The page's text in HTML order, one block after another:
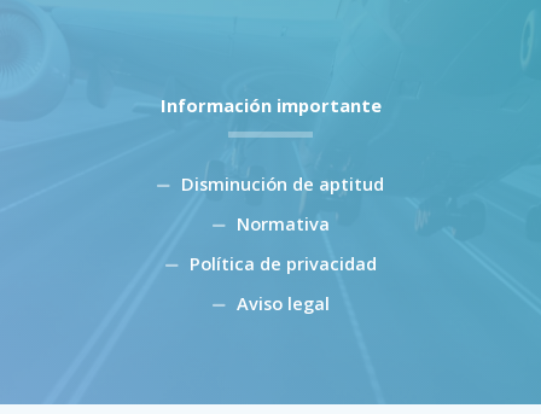
Información importante
Disminución de aptitud
Normativa
Política de privacidad
Aviso legal